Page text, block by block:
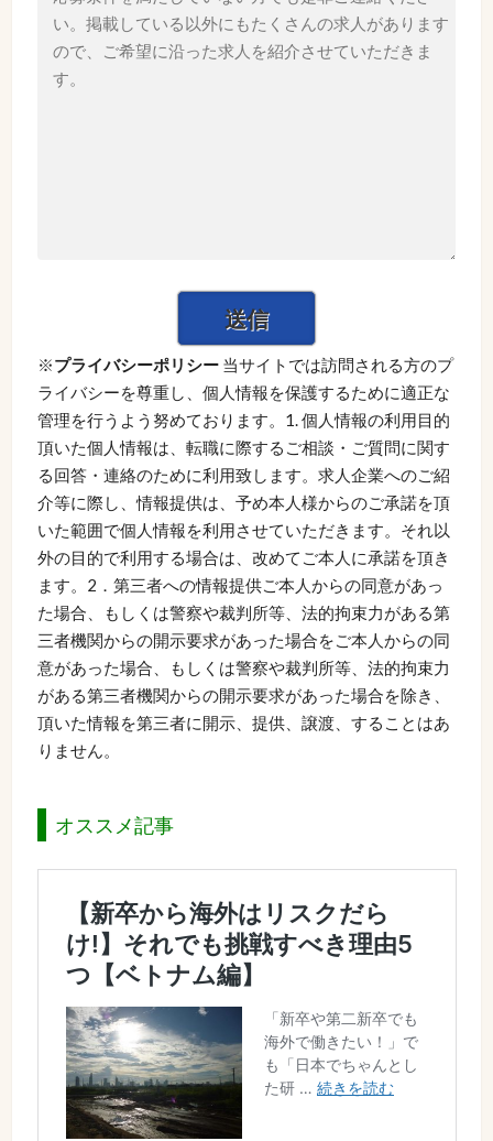
※プライバシーポリシー当サイトでは訪問される方のプ
ライバシーを尊重し、個人情報を保護するために適正な
管理を行うよう努めております。1. 個人情報の利用目的
頂いた個人情報は、転職に際するご相談・ご質問に関す
る回答・連絡のために利用致します。求人企業へのご紹
介等に際し、情報提供は、予め本人様からのご承諾を頂
いた範囲で個人情報を利用させていただきます。それ以
外の目的で利用する場合は、改めてご本人に承諾を頂き
ます。2．第三者への情報提供ご本人からの同意があっ
た場合、もしくは警察や裁判所等、法的拘束力がある第
三者機関からの開示要求があった場合をご本人からの同
意があった場合、もしくは警察や裁判所等、法的拘束力
がある第三者機関からの開示要求があった場合を除き、
頂いた情報を第三者に開示、提供、譲渡、することはあ
りません。
オススメ記事